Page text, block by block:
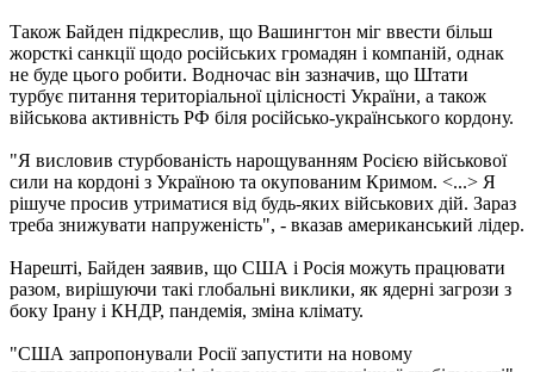
Також Байден підкреслив, що Вашингтон міг ввести більш
жорсткі санкції щодо російських громадян і компаній, однак
не буде цього робити. Водночас він зазначив, що Штати
турбує питання територіальної цілісності України, а також
військова активність РФ біля російсько-українського кордону.
"Я висловив стурбованість нарощуванням Росією військової
сили на кордоні з Україною та окупованим Кримом. <...> Я
рішуче просив утриматися від будь-яких військових дій. Зараз
треба знижувати напруженість", - вказав американський лідер.
Нарешті, Байден заявив, що США і Росія можуть працювати
разом, вирішуючи такі глобальні виклики, як ядерні загрози з
боку Ірану і КНДР, пандемія, зміна клімату.
"США запропонували Росії запустити на новому